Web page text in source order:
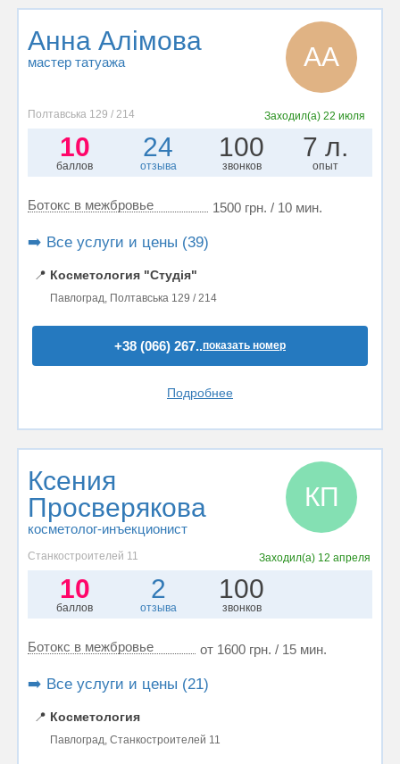
Анна Алімова
мастер татуажа АА
Полтавська 129 / 214 Заходил(а)22 июля
10
баллов
24
отзыва
100
звонков
7 л.
опыт
Ботокс в межбровье 1500 грн. / 10 мин.
➡️ Все услуги и цены (39)
📍 Косметология "Студія"
Павлоград, Полтавська 129 / 214
+38 (066) 267..показать номер
Подробнее
Ксения
Просверякова
косметолог-инъекционист
КП
Станкостроителей 11 Заходил(а) 12 апреля
10
баллов
2
отзыва
100
звонков
Ботокс в межбровье от 1600 грн. / 15 мин.
➡️ Все услуги и цены (21)
📍 Косметология
Павлоград, Станкостроителей 11